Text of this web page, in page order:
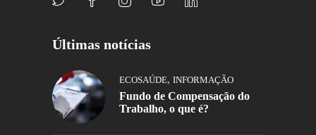
Últimas notícias
ECOSAÚDE, INFORMAÇÃO
Fundo de Compensação do
Trabalho, o que é?